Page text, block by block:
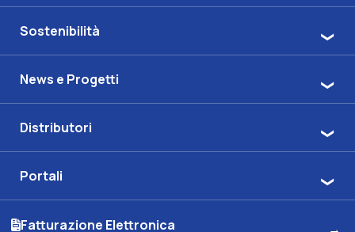
Sostenibilità
News e Progetti
Distributori
Portali
Fatturazione Elettronica